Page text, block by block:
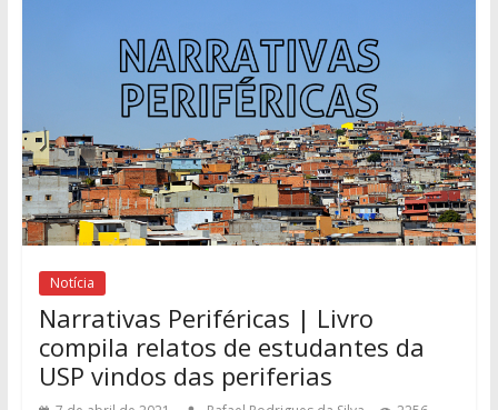
Notícia
Narrativas Periféricas | Livro
compila relatos de estudantes da
USP vindos das periferias